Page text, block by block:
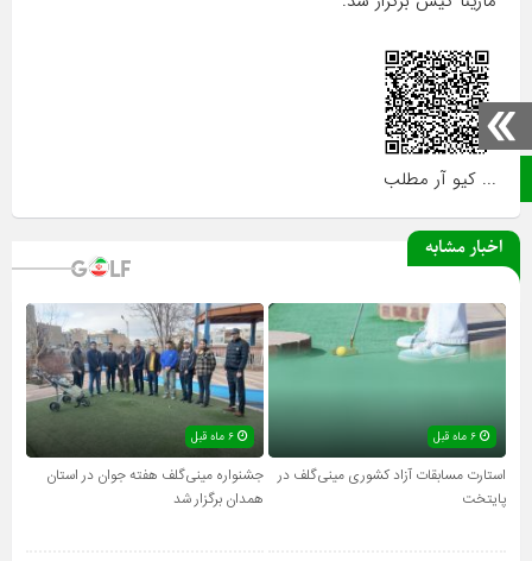
صفحه نخست
... کیو آر مطلب
اخبار مشابه
۶ ماه قبل
استارت مسابقات آزاد کشوری مینی‌گلف در
پایتخت
جشنواره مینی‌گلف هفته جوان در استان
همدان برگزار شد